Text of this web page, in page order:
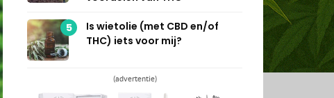
5
Is wietolie (met CBD en/of
THC) iets voor mij?
(advertentie)